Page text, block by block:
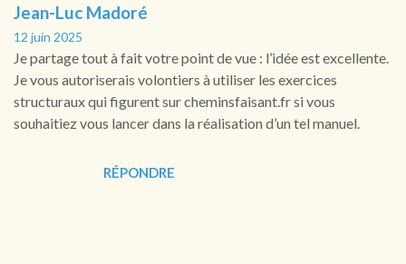
Jean-Luc Madoré
12 juin 2025
Je partage tout à fait votre point de vue : l’idée est excellente.
Je vous autoriserais volontiers à utiliser les exercices
structuraux qui figurent sur cheminsfaisant.fr si vous
souhaitiez vous lancer dans la réalisation d’un tel manuel.
RÉPONDRE